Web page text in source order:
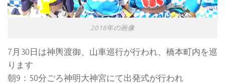
2018年の画像
7月30日は神輿渡御、山車巡行が行われ、橋本町内を巡
ります
朝9：50分ごろ神明大神宮にて出発式が行われ